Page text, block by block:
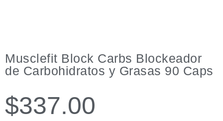
Musclefit Block Carbs Blockeador
de Carbohidratos y Grasas 90 Caps
$337.00